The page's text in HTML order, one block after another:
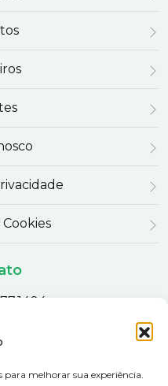
para melhorar sua experiência.